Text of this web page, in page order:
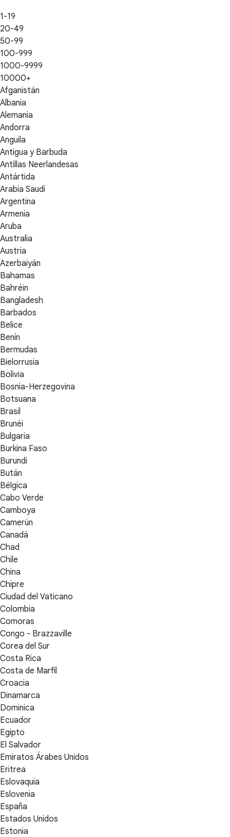
1-19
20-49
50-99
100-999
1000-9999
10000+
Afganistán
Albania
Alemania
Andorra
Anguila
Antigua y Barbuda
Antillas Neerlandesas
Antártida
Arabia Saudí
Argentina
Armenia
Aruba
Australia
Austria
Azerbaiyán
Bahamas
Bahréin
Bangladesh
Barbados
Belice
Benín
Bermudas
Bielorrusia
Bolivia
Bosnia-Herzegovina
Botsuana
Brasil
Brunéi
Bulgaria
Burkina Faso
Burundi
Bután
Bélgica
Cabo Verde
Camboya
Camerún
Canadá
Chad
Chile
China
Chipre
Ciudad del Vaticano
Colombia
Comoras
Congo - Brazzaville
Corea del Sur
Costa Rica
Costa de Marfil
Croacia
Dinamarca
Dominica
Ecuador
Egipto
El Salvador
Emiratos Árabes Unidos
Eritrea
Eslovaquia
Eslovenia
España
Estados Unidos
Estonia